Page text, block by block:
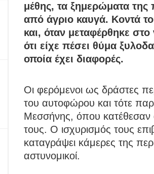
μέθης, τα ξημερώματα της
από άγριο καυγά. Κοντά
και, όταν μεταφέρθηκε
ότι είχε πέσει θύμα
οποία έχει διαφορές.
Οι φερόμενοι ως δράστες
του αυτοφώρου και τότε
Μεσσήνης, όπου κατέθεσαν
τους. Ο ισχυρισμός τους
καταγράψει κάμερες της
αστυνομικοί.